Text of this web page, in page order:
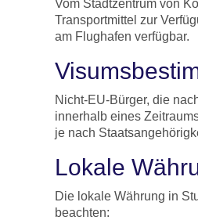
Vom Stadtzentrum von
Transportmittel zur
am Flughafen verfügbar.
Nicht-EU-Bürger, die
innerhalb eines
je nach
Lokale
Die lokale Währung in
beachten: